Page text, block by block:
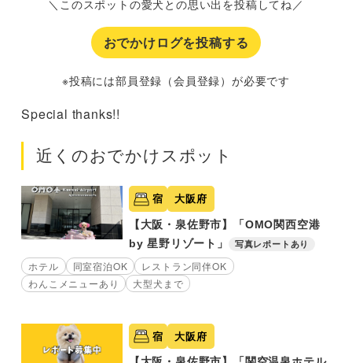
＼このスポットの愛犬との思い出を投稿してね／
おでかけログを投稿する
※投稿には部員登録（会員登録）が必要です
Special thanks!!
近くのおでかけスポット
宿 大阪府
【大阪・泉佐野市】「OMO関西空港
by 星野リゾート」
写真レポートあり
ホテル 同室宿泊OK
レストラン同伴OK
わんこメニューあり
大型犬まで
宿 大阪府